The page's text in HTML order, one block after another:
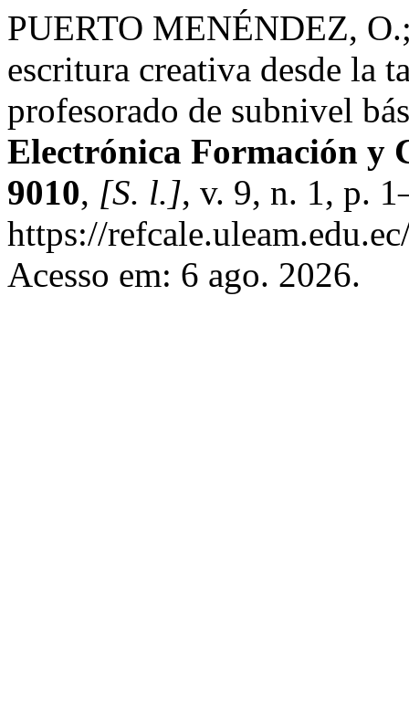
PUERTO MENÉNDEZ,
escritura creativa desde la
profesorado de subnivel
Electrónica Formación y
9010, [S. l.], v. 9, n. 1, p.
https://
Acesso em: 6 ago. 2026.